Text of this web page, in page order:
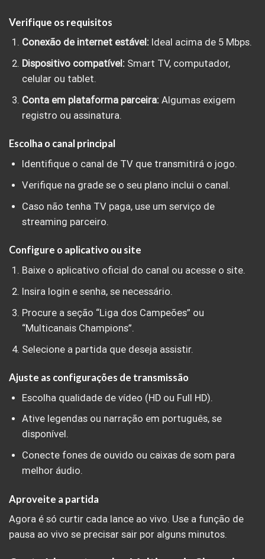
Verifique os requisitos
Conexão de internet estável: Ideal acima de 5 Mbps.
Dispositivo compatível: Smart TV, computador,
celular ou tablet.
Conta em plataforma parceira: Algumas exigem
registro ou assinatura.
Escolha o canal principal
Identifique o canal de TV que transmitirá o jogo.
Verifique na grade se o seu plano inclui o canal.
Caso não tenha TV paga, use um serviço de
streaming parceiro.
Configure o aplicativo ou site
Baixe o aplicativo oficial do canal ou acesse o site.
Insira login e senha, se necessário.
Procure a seção “Liga dos Campeões” ou
“Multicanais Champions”.
Selecione a partida que deseja assistir.
Ajuste as configurações de transmissão
Escolha qualidade de vídeo (HD ou Full HD).
Ative legendas ou narração em português, se
disponível.
Conecte fones de ouvido ou caixas de som para
melhor áudio.
Aproveite a partida
Agora é só curtir cada lance ao vivo. Use a função de
pausa ao vivo se precisar sair por alguns minutos.